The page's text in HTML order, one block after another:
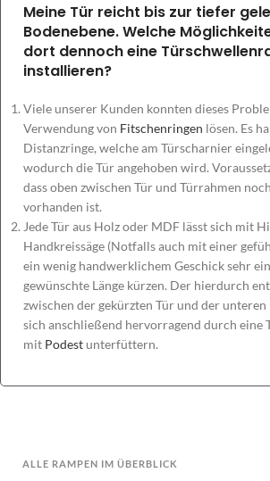
Meine Tür reicht bis zur tiefer
Bodenebene. Welche
dort dennoch eine
installieren?
Viele unserer Kunden konnten dieses
Verwendung von Fitschenringen lösen. Es
Distanzringe, welche am Türscharnier
wodurch die Tür angehoben wird.
dass oben zwischen Tür und Türrahmen
vorhanden ist.
Jede Tür aus Holz oder MDF lässt sich mit
Handkreissäge (Notfalls auch mit einer
ein wenig handwerklichem Geschick sehr
gewünschte Länge kürzen. Der hierdurch
zwischen der gekürzten Tür und der unteren
sich anschließend hervorragend durch eine
mit Podest unterfüttern.
ALLE RAMPEN IM ÜBERBLICK